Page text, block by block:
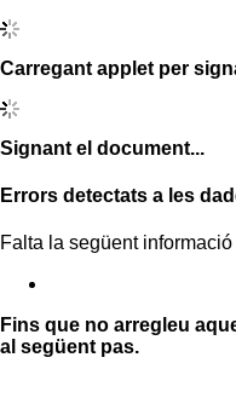
Carregant applet per
Signant el document...
Errors detectats a les
Falta la següent
Fins que no arregleu
al següent pas.